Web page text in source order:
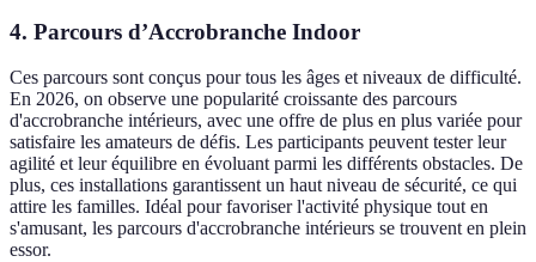
4. Parcours d’Accrobranche Indoor
Ces parcours sont conçus pour tous les âges et niveaux de difficulté.
En 2026, on observe une popularité croissante des parcours
d'accrobranche intérieurs, avec une offre de plus en plus variée pour
satisfaire les amateurs de défis. Les participants peuvent tester leur
agilité et leur équilibre en évoluant parmi les différents obstacles. De
plus, ces installations garantissent un haut niveau de sécurité, ce qui
attire les familles. Idéal pour favoriser l'activité physique tout en
s'amusant, les parcours d'accrobranche intérieurs se trouvent en plein
essor.